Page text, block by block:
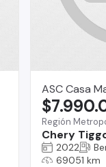
ASC Casa
Región
Chery
2022
69051 km